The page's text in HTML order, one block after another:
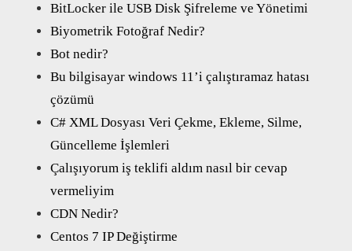
BitLocker ile USB Disk Şifreleme ve Yönetimi
Biyometrik Fotoğraf Nedir?
Bot nedir?
Bu bilgisayar windows 11’i çalıştıramaz hatası
çözümü
C# XML Dosyası Veri Çekme, Ekleme, Silme,
Güncelleme İşlemleri
Çalışıyorum iş teklifi aldım nasıl bir cevap
vermeliyim
CDN Nedir?
Centos 7 IP Değiştirme